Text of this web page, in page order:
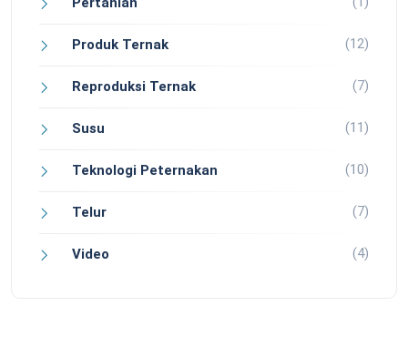
Produk Ternak (12)
Reproduksi Ternak (7)
Susu (11)
Teknologi Peternakan (10)
Telur (7)
Video (4)